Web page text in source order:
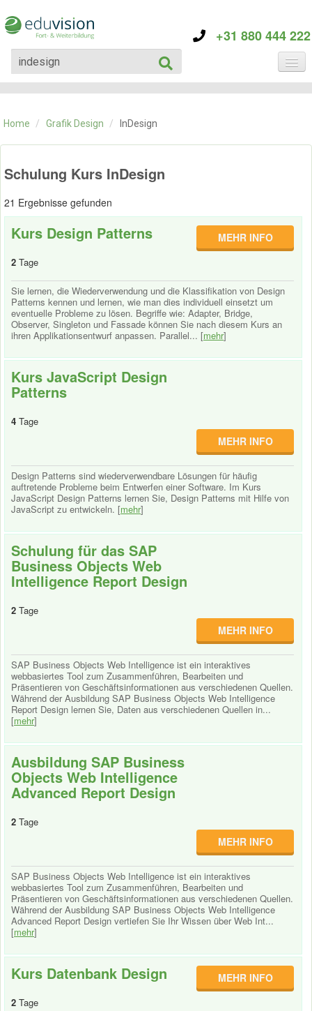
+31 880 444 222
KATEGORIE
KONTAKT
Home / Grafik Design / InDesign
Schulung Kurs InDesign
21 Ergebnisse gefunden
Kurs Design Patterns
2 Tage
MEHR INFO
Sie lernen, die Wiederverwendung und die Klassifikation von Design
Patterns kennen und lernen, wie man dies individuell einsetzt um
eventuelle Probleme zu lösen. Begriffe wie: Adapter, Bridge,
Observer, Singleton und Fassade können Sie nach diesem Kurs an
ihren Applikationsentwurf anpassen. Parallel... [mehr]
Kurs JavaScript Design
Patterns
4 Tage
MEHR INFO
Design Patterns sind wiederverwendbare Lösungen für häufig
auftretende Probleme beim Entwerfen einer Software. Im Kurs
JavaScript Design Patterns lernen Sie, Design Patterns mit Hilfe von
JavaScript zu entwickeln. [mehr]
Schulung für das SAP
Business Objects Web
Intelligence Report Design
2 Tage
MEHR INFO
SAP Business Objects Web Intelligence ist ein interaktives
webbasiertes Tool zum Zusammenführen, Bearbeiten und
Präsentieren von Geschäftsinformationen aus verschiedenen Quellen.
Während der Ausbildung SAP Business Objects Web Intelligence
Report Design lernen Sie, Daten aus verschiedenen Quellen in...
[mehr]
Ausbildung SAP Business
Objects Web Intelligence
Advanced Report Design
2 Tage
MEHR INFO
SAP Business Objects Web Intelligence ist ein interaktives
webbasiertes Tool zum Zusammenführen, Bearbeiten und
Präsentieren von Geschäftsinformationen aus verschiedenen Quellen.
Während der Ausbildung SAP Business Objects Web Intelligence
Advanced Report Design vertiefen Sie Ihr Wissen über Web Int...
[mehr]
Kurs Datenbank Design
2 Tage
MEHR INFO